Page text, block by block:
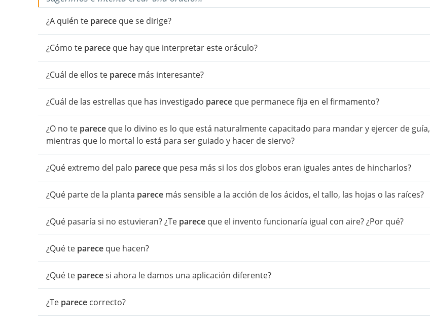
¿A quién te parece que se dirige?
¿Cómo te parece que hay que interpretar este oráculo?
¿Cuál de ellos te parece más interesante?
¿Cuál de las estrellas que has investigado parece que permanece fija en el firmamento?
¿O no te parece que lo divino es lo que está naturalmente capacitado para mandar y ejercer de guía,
mientras que lo mortal lo está para ser guiado y hacer de siervo?
¿Qué extremo del palo parece que pesa más si los dos globos eran iguales antes de hincharlos?
¿Qué parte de la planta parece más sensible a la acción de los ácidos, el tallo, las hojas o las raíces?
¿Qué pasaría si no estuvieran? ¿Te parece que el invento funcionaría igual con aire? ¿Por qué?
¿Qué te parece que hacen?
¿Qué te parecesi ahora le damos una aplicación diferente?
¿Te parece correcto?